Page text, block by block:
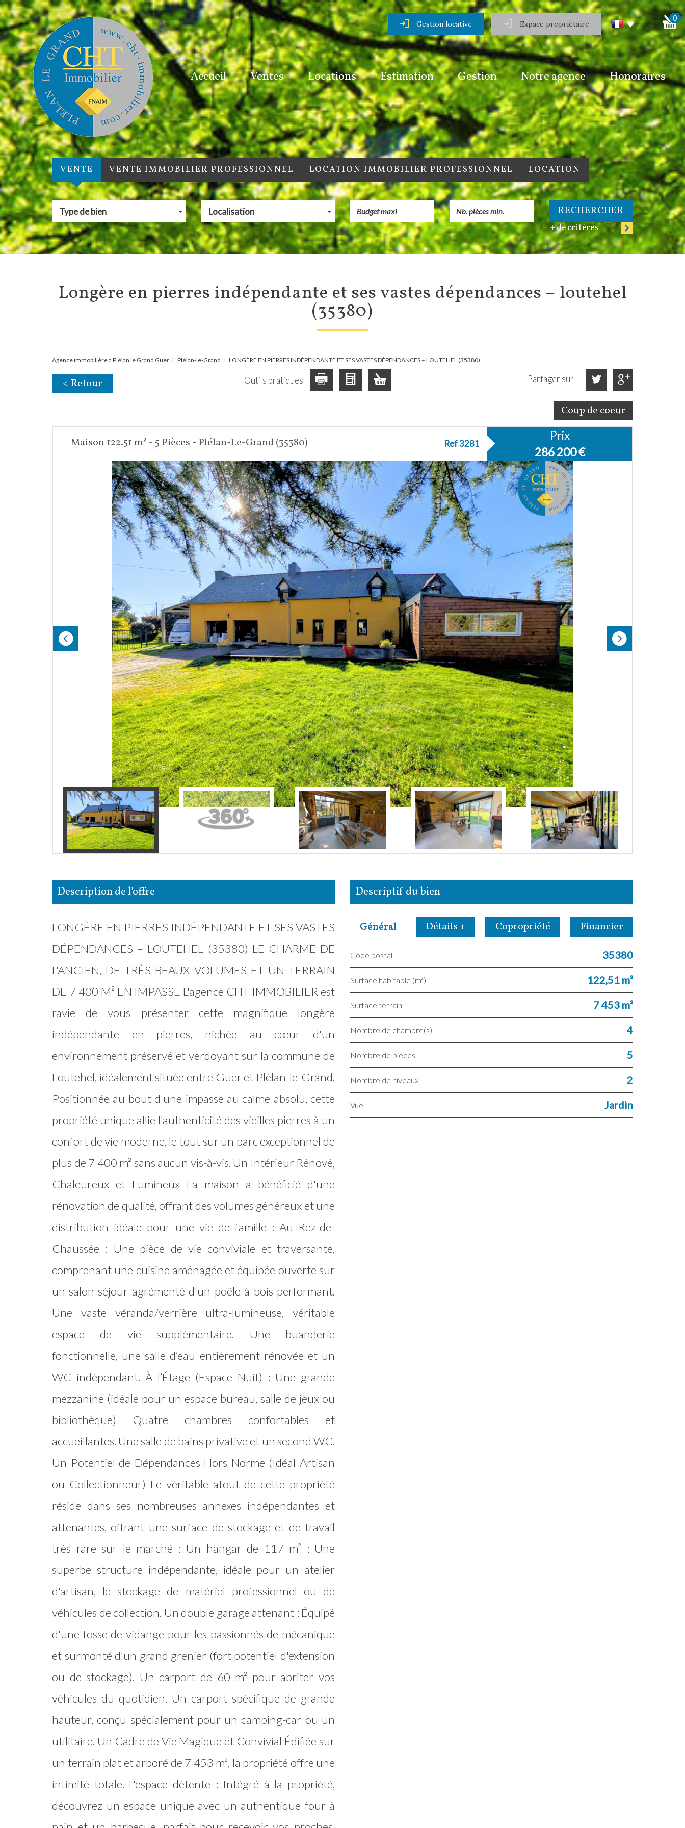
0
Gestion locative Espace propriétaire
Accueil Ventes Locations Estimation Gestion Notre agence Honoraires
VENTE VENTE IMMOBILIER PROFESSIONNEL LOCATION IMMOBILIER PROFESSIONNEL LOCATION
Type de bien Localisation RECHERCHER
+ de critéres
longère en pierres indépendante et ses vastes dépendances – loutehel
(35380)
Agence immobilière à Plélan le Grand Guer Plélan-le-Grand LONGÈRE EN PIERRES INDÉPENDANTE ET SES VASTES DÉPENDANCES – LOUTEHEL (35380)
< Retour Outils pratiques Partager sur
Coup de coeur
Maison 122.51 m² - 5 Pièces - Plélan-Le-Grand (35380) Ref 3281
Prix
286 200€
description de l'offre
LONGÈRE EN PIERRES INDÉPENDANTE ET SES VASTES
DÉPENDANCES – LOUTEHEL (35380) LE CHARME DE
L'ANCIEN, DE TRÈS BEAUX VOLUMES ET UN TERRAIN
DE 7 400 M² EN IMPASSE L'agence CHT IMMOBILIER est
ravie de vous présenter cette magnifique longère
indépendante en pierres, nichée au cœur d'un
environnement préservé et verdoyant sur la commune de
Loutehel, idéalement située entre Guer et Plélan-le-Grand.
Positionnée au bout d'une impasse au calme absolu, cette
propriété unique allie l'authenticité des vieilles pierres à un
confort de vie moderne, le tout sur un parc exceptionnel de
plus de 7 400 m² sans aucun vis-à-vis. Un Intérieur Rénové,
Chaleureux et Lumineux La maison a bénéficié d'une
rénovation de qualité, offrant des volumes généreux et une
distribution idéale pour une vie de famille : Au Rez-de-
Chaussée : Une pièce de vie conviviale et traversante,
comprenant une cuisine aménagée et équipée ouverte sur
un salon-séjour agrémenté d'un poêle à bois performant.
Une vaste véranda/verrière ultra-lumineuse, véritable
espace de vie supplémentaire. Une buanderie
fonctionnelle, une salle d’eau entièrement rénovée et un
WC indépendant. À l’Étage (Espace Nuit) : Une grande
mezzanine (idéale pour un espace bureau, salle de jeux ou
bibliothèque) Quatre chambres confortables et
accueillantes. Une salle de bains privative et un second WC.
Un Potentiel de Dépendances Hors Norme (Idéal Artisan
ou Collectionneur) Le véritable atout de cette propriété
réside dans ses nombreuses annexes indépendantes et
attenantes, offrant une surface de stockage et de travail
très rare sur le marché : Un hangar de 117 m² : Une
superbe structure indépendante, idéale pour un atelier
d'artisan, le stockage de matériel professionnel ou de
véhicules de collection. Un double garage attenant : Équipé
d'une fosse de vidange pour les passionnés de mécanique
et surmonté d'un grand grenier (fort potentiel d'extension
ou de stockage). Un carport de 60 m² pour abriter vos
véhicules du quotidien. Un carport spécifique de grande
hauteur, conçu spécialement pour un camping-car ou un
utilitaire. Un Cadre de Vie Magique et Convivial Édifiée sur
un terrain plat et arboré de 7 453 m², la propriété offre une
intimité totale. L'espace détente : Intégré à la propriété,
découvrez un espace unique avec un authentique four à
descriptif du bien
Général Détails + Copropriété Financier
Code postal 35380
Surface habitable (m²) 122,51 m²
surface terrain 7 453 m²
Nombre de chambre(s) 4
Nombre de pièces 5
Nombre de niveaux 2
Vue Jardin